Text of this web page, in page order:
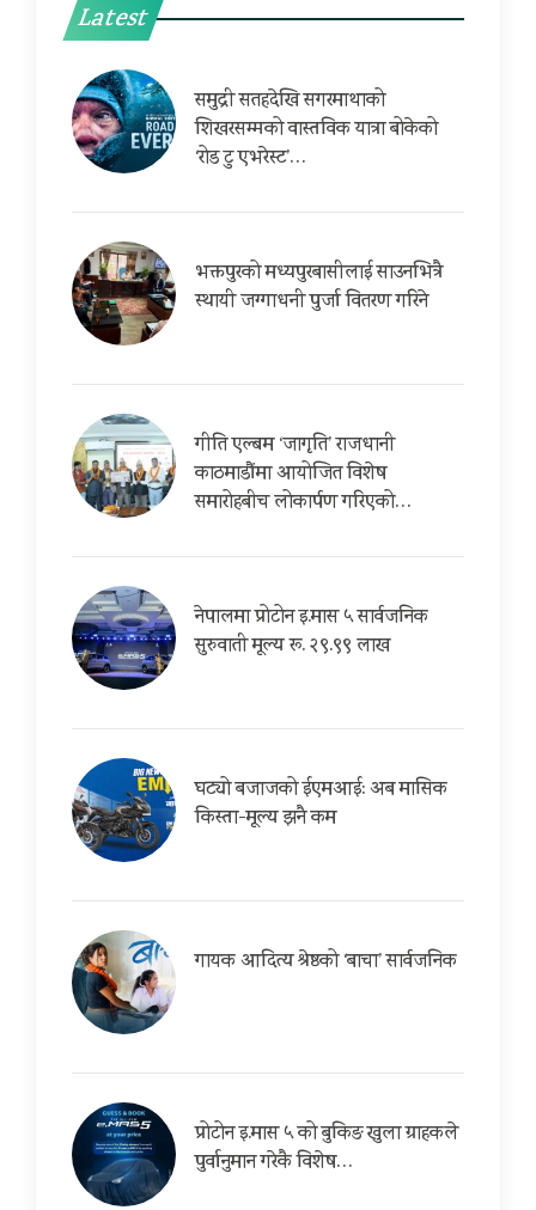
Latest
समुद्री सतहदेखि सगरमाथाको
शिखरसम्मको वास्तविक यात्रा बोकेको
‘रोड टु एभरेस्ट’…
भक्तपुरको मध्यपुरबासीलाई साउनभित्रै
स्थायी जग्गाधनी पुर्जा वितरण गरिने
गीति एल्बम ‘जागृति’ राजधानी
काठमाडौंमा आयोजित विशेष
समारोहबीच लोकार्पण गरिएको…
नेपालमा प्रोटोन इ.मास ५ सार्वजनिक
सुरुवाती मूल्य रू. २९.९९ लाख
घट्यो बजाजको ईएमआई: अब मासिक
किस्ता-मूल्य झनै कम
गायक आदित्य श्रेष्ठको ‘बाचा’ सार्वजनिक
प्रोटोन इ.मास ५ को बुकिङ खुला ग्राहकले
पुर्वानुमान गरेकै विशेष…